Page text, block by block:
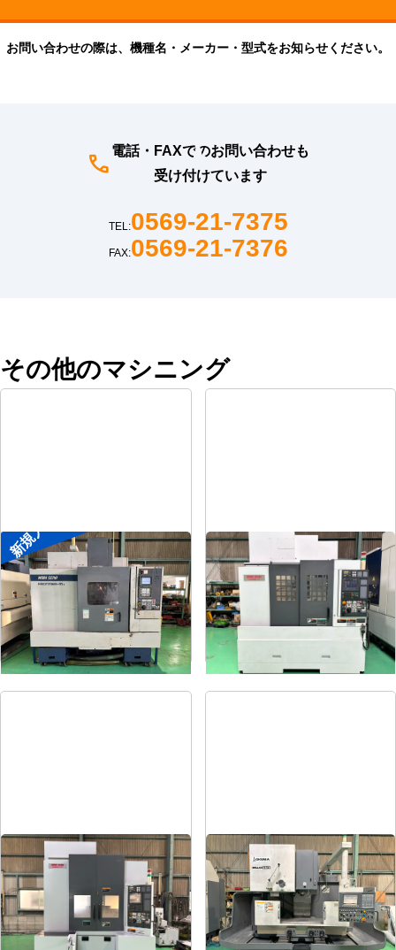
お問い合わせの際は、機種名・メーカー・型式をお知らせください。
電話・FAXでのお問い合わせも
受け付けています
TEL:0569-21-7375
FAX:0569-21-7376
その他のマシニング
新規入荷
#4立マシニング
メーカー 森精機
形 FRONTIER-MⅡ/40
年
#5立マシニング
メーカー 森精機
形 NV5000α1A/40
年 式2008
#4立マシニング
メーカー 森精機
形 NV4000DCG
式2004
#5立マシニング
メーカー オークマ
形 式MILLAC-561V
年 式2006